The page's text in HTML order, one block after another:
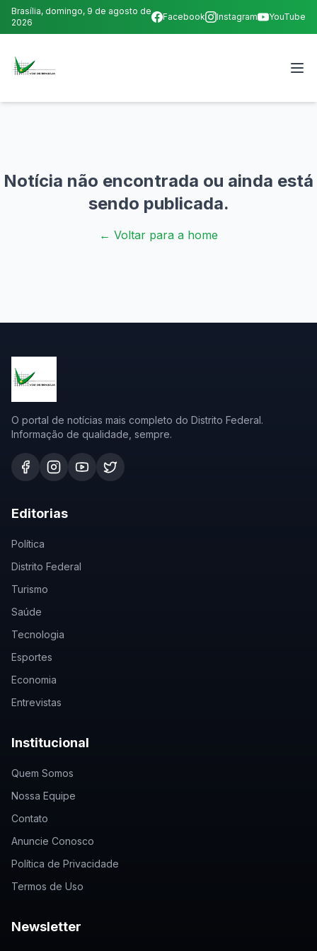
Brasília, domingo, 9 de agosto de
2026
Facebook Instagram YouTube
Notícia não encontrada ou ainda está
sendo publicada.
← Voltar para a home
O portal de notícias mais completo do Distrito Federal.
Informação de qualidade, sempre.
Editorias
Política
Distrito Federal
Turismo
Saúde
Tecnologia
Esportes
Economia
Entrevistas
Institucional
Quem Somos
Nossa Equipe
Contato
Anuncie Conosco
Política de Privacidade
Termos de Uso
Newsletter